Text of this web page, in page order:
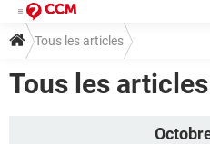
Tous les articles
Tous les articles